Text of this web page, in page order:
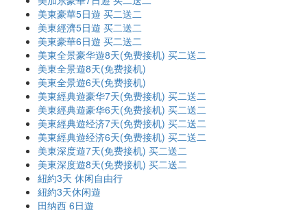
美東豪華5日遊 买二送二
美東經濟5日遊 买二送二
美東豪華6日遊 买二送二
美東全景豪华遊8天(免费接机) 买二送二
美東全景遊8天(免费接机)
美東全景遊6天(免费接机)
美東經典遊豪华7天(免费接机) 买二送二
美東經典遊豪华6天(免费接机) 买二送二
美東經典遊经济7天(免费接机) 买二送二
美東經典遊经济6天(免费接机) 买二送二
美東深度遊7天(免费接机) 买二送二
美東深度遊8天(免费接机) 买二送二
紐約3天 休闲自由行
紐約3天休闲遊
田纳西 6日遊